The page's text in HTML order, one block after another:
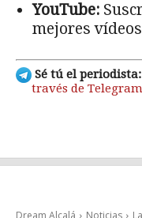
YouTube:
mejores
Sé tú el periodista:
través de Telegram